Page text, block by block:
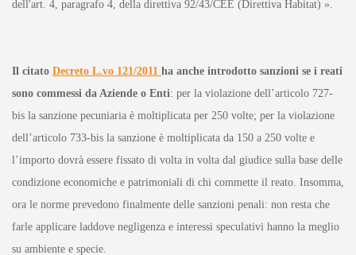
dell'art. 4, paragrafo 4, della direttiva 92/43/CEE (Direttiva Habitat) ».
Il citato Decreto L.vo 121/2011 ha anche introdotto sanzioni se i reati
sono commessi da Aziende o Enti: per la violazione dell’articolo 727-
bis la sanzione pecuniaria è moltiplicata per 250 volte; per la violazione
dell’articolo 733-bis la sanzione è moltiplicata da 150 a 250 volte e
l’importo dovrà essere fissato di volta in volta dal giudice sulla base delle
condizione economiche e patrimoniali di chi commette il reato. Insomma,
ora le norme prevedono finalmente delle sanzioni penali: non resta che
farle applicare laddove negligenza e interessi speculativi hanno la meglio
su ambiente e specie.